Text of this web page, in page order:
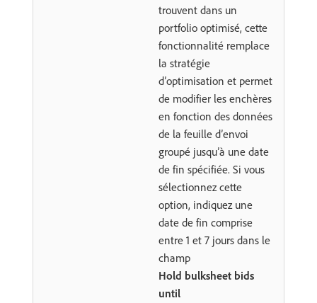
trouvent dans un
portfolio optimisé, cette
fonctionnalité remplace
la stratégie
d’optimisation et permet
de modifier les enchères
en fonction des données
de la feuille d’envoi
groupé jusqu’à une date
de fin spécifiée. Si vous
sélectionnez cette
option, indiquez une
date de fin comprise
entre 1 et 7 jours dans le
champ
Hold bulksheet bids
until